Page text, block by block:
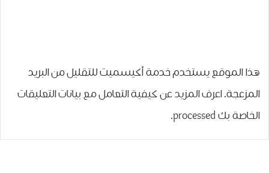
هذا الموقع يستخدم خدمة أكيسميت للتقليل من البريد
المزعجة.اعرف المزيد عن كيفية التعامل مع بيانات التعليقات
الخاصة بك processed
.